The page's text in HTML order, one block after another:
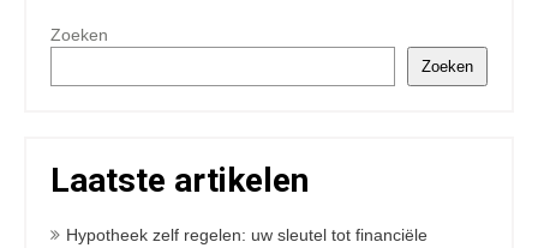
Zoeken
Zoeken
Laatste artikelen
Hypotheek zelf regelen: uw sleutel tot financiële